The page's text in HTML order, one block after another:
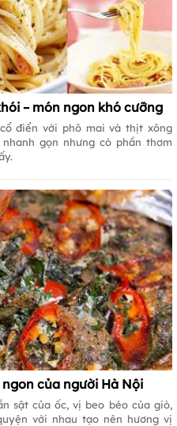
– món ngon khó cưỡng
điển với phô mai và thịt xông
gọn nhưng có phần thơm
của người Hà Nội
sật của ốc, vị beo béo của giò,
với nhau tạo nên hương vị